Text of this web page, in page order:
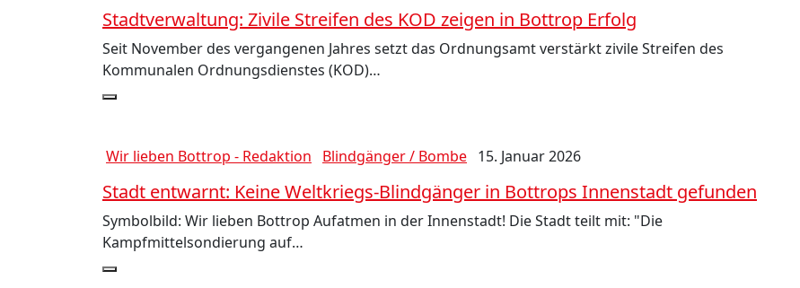
Stadtverwaltung: Zivile Streifen des KOD zeigen in Bottrop Erfolg
Seit November des vergangenen Jahres setzt das Ordnungsamt verstärkt zivile Streifen des
Kommunalen Ordnungsdienstes (KOD)…
Wir lieben Bottrop - Redaktion Blindgänger / Bombe 15. Januar 2026
Stadt entwarnt: Keine Weltkriegs-Blindgänger in Bottrops Innenstadt gefunden
Symbolbild: Wir lieben Bottrop Aufatmen in der Innenstadt! Die Stadt teilt mit: "Die
Kampfmittelsondierung auf…